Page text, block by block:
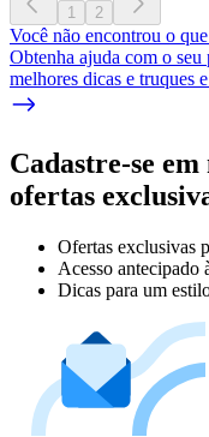
1 2
Você não encontrou o
Obtenha ajuda com o seu
melhores dicas e truques
Cadastre-se
ofertas
Ofertas exclusivas
Acesso antecipado
Dicas para um